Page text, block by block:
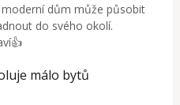
dům může působit
do svého okolí.
málo bytů